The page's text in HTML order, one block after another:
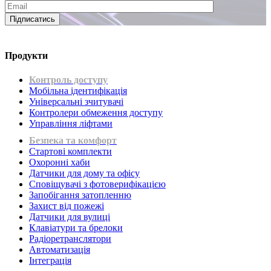
Підписатись
Продукти
Контроль доступу
Мобільна ідентифікація
Універсальні зчитувачі
Контролери обмеження доступу
Управління ліфтами
Безпека та комфорт
Стартові комплекти
Охоронні хаби
Датчики для дому та офісу
Сповіщувачі з фотоверифікацією
Запобігання затопленню
Захист від пожежі
Датчики для вулиці
Клавіатури та брелоки
Радіоретранслятори
Автоматизація
Інтеграція